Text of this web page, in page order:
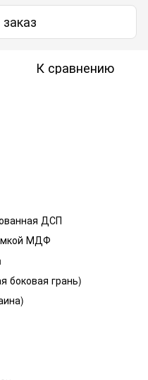
К сравнению
ДСП
МДФ
боковая грань)